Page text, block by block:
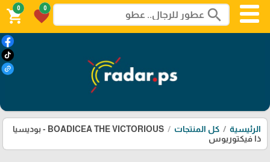
search
0
favorite
0
shopping_cart
الرئيسية كل المنتجات
BOADICEA THE VICTORIOUS - بوديسيا
ذا فيكتوريوس